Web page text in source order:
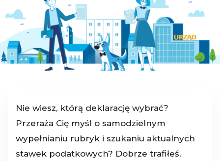
Nie wiesz, którą deklarację wybrać?
Przeraża Cię myśl o samodzielnym
wypełnianiu rubryk i szukaniu aktualnych
stawek podatkowych? Dobrze trafiłeś.